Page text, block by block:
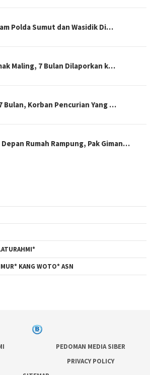
Polda Sumut dan Wasidik Di…
Maling, 7 Bulan Dilaporkan k…
Bulan, Korban Pencurian Yang …
Rumah Rampung, Pak Giman…
KANG WOTO* ASN
PEDOMAN MEDIA SIBER
PRIVACY POLICY